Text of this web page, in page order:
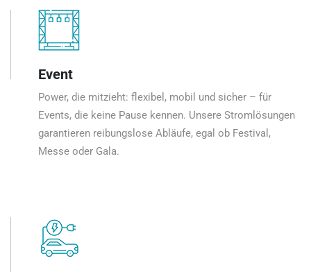
Event
Power, die mitzieht: flexibel, mobil und sicher – für
Events, die keine Pause kennen. Unsere Stromlösungen
garantieren reibungslose Abläufe, egal ob Festival,
Messe oder Gala.